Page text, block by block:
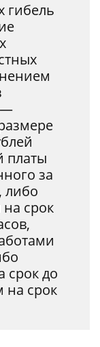
гибель
—
платы
за
либо
срок
срок до
на срок